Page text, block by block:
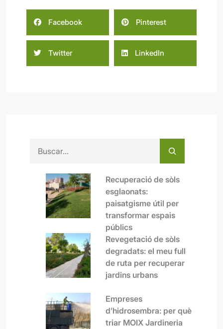
Facebook Pinterest
Twitter LinkedIn
Recuperació de sòls
esglaonats:
paisatgisme útil per
transformar espais
públics
Revegetació de sòls
degradats: el meu full
de ruta per recuperar
jardins urbans
Empreses
d’hidrosembra: per què
triar MOIX Jardineria